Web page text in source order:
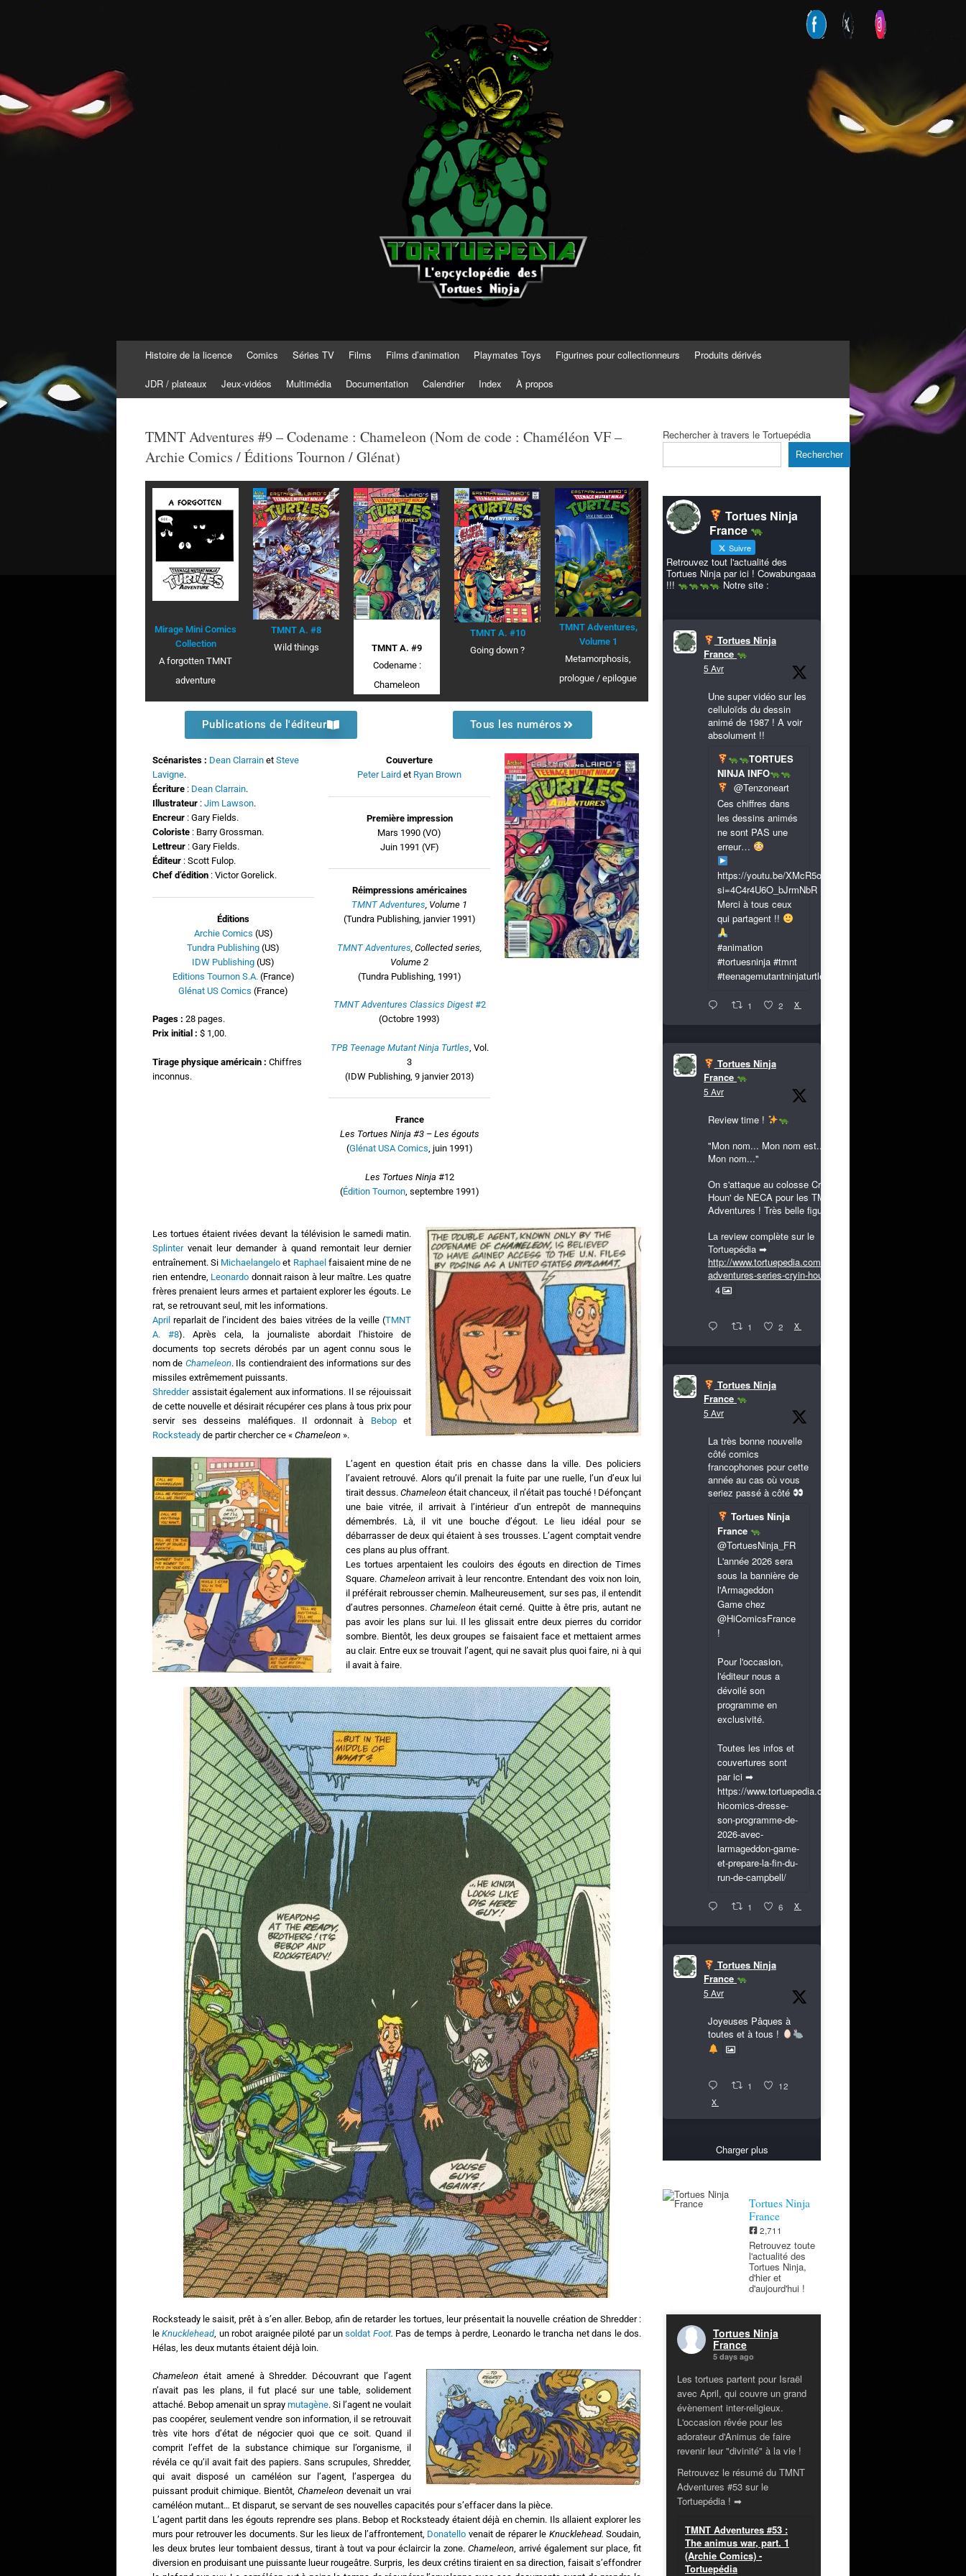
Tortuepédia
L'encyclopédie des Tortues Ninja !
Histoire de la licence Comics Séries TV Films Films d’animation Playmates Toys Figurines pour collectionneurs Produits dérivés
JDR / plateaux Jeux-vidéos Multimédia Documentation Calendrier Index À propos
TMNT Adventures #9 – Codename : Chameleon (Nom de code : Chaméléon VF –
Archie Comics / Éditions Tournon / Glénat)
Mirage Mini Comics
Collection
A forgotten TMNT
adventure
TMNT A. #8
Wild things
TMNT A. #9
Codename :
Chameleon
TMNT A. #10
Going down ?
TMNT Adventures,
Volume 1
Metamorphosis,
prologue / epilogue
Publications de l'éditeur Tous les numéros
Scénaristes : Dean Clarrain et Steve
Lavigne.
Écriture : Dean Clarrain.
Illustrateur : Jim Lawson.
Encreur : Gary Fields.
Coloriste : Barry Grossman.
Lettreur : Gary Fields.
Éditeur : Scott Fulop.
Chef d’édition : Victor Gorelick.
Éditions
Archie Comics (US)
Tundra Publishing (US)
IDW Publishing (US)
Editions Tournon S.A. (France)
Glénat US Comics (France)
Pages : 28 pages.
Prix initial : $ 1,00.
Tirage physique américain : Chiffres
inconnus.
Couverture
Peter Laird et Ryan Brown
Première impression
Mars 1990 (VO)
Juin 1991 (VF)
Réimpressions américaines
TMNT Adventures, Volume 1
(Tundra Publishing, janvier 1991)
TMNT Adventures , Collected series,
Volume 2
(Tundra Publishing, 1991)
TMNT Adventures Classics Digest#2
(Octobre 1993)
TPB Teenage Mutant Ninja Turtles , Vol.
3
(IDW Publishing, 9 janvier 2013)
France
Les Tortues Ninja #3 – Les égouts
(Glénat USA Comics, juin 1991)
Les Tortues Ninja #12
(Édition Tournon, septembre 1991)
Les tortues étaient rivées devant la télévision le samedi matin.
Splintervenait leur demander à quand remontait leur dernier
entraînement. Si Michaelangelo et Raphael faisaient mine de ne
rien entendre, Leonardo donnait raison à leur maître. Les quatre
frères prenaient leurs armes et partaient explorer les égouts. Le
rat, se retrouvant seul, mit les informations.
April reparlait de l’incident des baies vitrées de la veille (TMNT
A. #8). Après cela, la journaliste abordait l’histoire de
documents top secrets dérobés par un agent connu sous le
nom de Chameleon. Ils contiendraient des informations sur des
missiles extrêmement puissants.
Shredderassistait également aux informations. Il se réjouissait
de cette nouvelle et désirait récupérer ces plans à tous prix pour
servir ses desseins maléfiques. Il ordonnait à Bebopet
Rocksteady de partir chercher ce « Chameleon ».
L’agent en question était pris en chasse dans la ville. Des policiers
l’avaient retrouvé. Alors qu’il prenait la fuite par une ruelle, l’un d’eux lui
tirait dessus.Chameleon était chanceux, il n’était pas touché ! Défonçant
une baie vitrée, il arrivait à l’intérieur d’un entrepôt de mannequins
démembrés. Là, il vit une bouche d’égout. Le lieu idéal pour se
débarrasser de deux qui étaient à ses trousses. L’agent comptait vendre
ces plans au plus offrant.
Les tortues arpentaient les couloirs des égouts en direction de Times
Square. Chameleonarrivait à leur rencontre. Entendant des voix non loin,
il préférait rebrousser chemin. Malheureusement, sur ses pas, il entendit
d’autres personnes.Chameleon était cerné. Quitte à être pris, autant ne
pas avoir les plans sur lui. Il les glissait entre deux pierres du corridor
sombre. Bientôt, les deux groupes se faisaient face et mettaient armes
au clair. Entre eux se trouvait l’agent, qui ne savait plus quoi faire, ni à qui
il avait à faire.
Rocksteady le saisit, prêt à s’en aller. Bebop, afin de retarder les tortues, leur présentait la nouvelle création de Shredder :
leKnucklehead, un robot araignée piloté par unsoldat Foot. Pas de temps à perdre, Leonardo le trancha net dans le dos.
Hélas, les deux mutants étaient déjà loin.
Chameleon était amené à Shredder. Découvrant que l’agent
n’avait pas les plans, il fut placé sur une table, solidement
attaché. Bebop amenait un spray mutagène. Si l’agent ne voulait
pas coopérer, seulement vendre son information, il se retrouvait
très vite hors d’état de négocier quoi que ce soit. Quand il
comprit l’effet de la substance chimique sur l’organisme, il
révéla ce qu’il avait fait des papiers. Sans scrupules, Shredder,
qui avait disposé un caméléon sur l’agent, l’aspergea du
puissant produit chimique. Bientôt, Chameleon devenait un vrai
caméléon mutant… Et disparut, se servant de ses nouvelles capacités pour s’effacer dans la pièce.
L’agent partit dans les égouts reprendre ses plans. Bebop et Rocksteady étaient déjà en chemin. Ils allaient explorer les
murs pour retrouver les documents. Sur les lieux de l’affrontement, Donatello venait de réparer le Knucklehead. Soudain,
les deux brutes leur tombaient dessus, tirant à tout va pour éclaircir la zone.Chameleon, arrivé également sur place, fit
diversion en produisant une puissante lueur rougeâtre. Surpris, les deux crétins tiraient en sa direction, faisait s’effondrer
Rechercher à travers le Tortuepédia
Rechercher
Tortues Ninja
France
Suivre
Retrouvez tout l'actualité des
Tortues Ninja par ici ! Cowabungaaa
!!!
Notre site :
Tortues Ninja
France
5 Avr
Une super vidéo sur les
celluloïds du dessin
animé de 1987 ! A voir
absolument !!
TORTUES
NINJA INFO
@Tenzoneart
Ces chiffres dans
les dessins animés
ne sont PAS une
erreur…
https://youtu.be/XMcR5or9N8A?
si=4C4r4U6O_bJrmNbR
Merci à tous ceux
qui partagent !!
#animation
#tortuesninja #tmnt
#teenagemutantninjaturtles
1 2 X
Tortues Ninja
France
5 Avr
Review time !
"Mon nom... Mon nom est...
Mon nom..."
On s'attaque au colosse Cryin'
Houn' de NECA pour les TMNT
Adventures ! Très belle figurine !
La review complète sur le
Tortuepédia ➡
http://www.tortuepedia.com/tmnt-
adventures-series-cryin-houn...
4
1 2 X
Tortues Ninja
France
5 Avr
La très bonne nouvelle
côté comics
francophones pour cette
année au cas où vous
seriez passé à côté
Tortues Ninja
France
@TortuesNinja_FR
L'année 2026 sera
sous la bannière de
l'Armageddon
Game chez
@HiComicsFrance
!
Pour l'occasion,
l'éditeur nous a
dévoilé son
programme en
exclusivité.
Toutes les infos et
couvertures sont
par ici ➡
https://www.tortuepedia.com/2026/03/31/exclusif-
hicomics-dresse-
son-programme-de-
2026-avec-
larmageddon-game-
et-prepare-la-fin-du-
run-de-campbell/
1 6 X
Tortues Ninja
France
5 Avr
Joyeuses Pâques à
toutes et à tous !
1 12
X
Charger plus
Tortues Ninja
France
2,711
Retrouvez toute
l'actualité des
Tortues Ninja,
d'hier et
d'aujourd'hui !
Tortues Ninja
France
5 days ago
Les tortues partent pour Israël
avec April, qui couvre un grand
évènement inter-religieux.
L'occasion rêvée pour les
adorateur d'Animus de faire
revenir leur "divinité" à la vie !
Retrouvez le résumé du TMNT
Adventures #53 sur le
Tortuepédia ! ➡
TMNT Adventures #53 :
The animus war, part. 1
(Archie Comics) -
Tortuepédia